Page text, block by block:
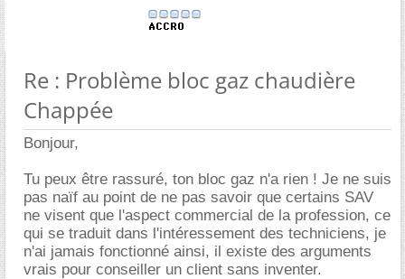
Re : Problème bloc gaz chaudière
Chappée
Bonjour,
Tu peux être rassuré, ton bloc gaz n'a rien ! Je ne suis
pas naïf au point de ne pas savoir que certains SAV
ne visent que l'aspect commercial de la profession, ce
qui se traduit dans l'intéressement des techniciens, je
n'ai jamais fonctionné ainsi, il existe des arguments
vrais pour conseiller un client sans inventer.